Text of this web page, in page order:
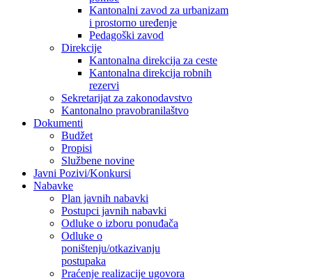
Kantonalni zavod za urbanizam
i prostorno uređenje
Pedagoški zavod
Direkcije
Kantonalna direkcija za ceste
Kantonalna direkcija robnih
rezervi
Sekretarijat za zakonodavstvo
Kantonalno pravobranilaštvo
Dokumenti
Budžet
Propisi
Službene novine
Javni Pozivi/Konkursi
Nabavke
Plan javnih nabavki
Postupci javnih nabavki
Odluke o izboru ponuđača
Odluke o
poništenju/otkazivanju
postupaka
Praćenje realizacije ugovora